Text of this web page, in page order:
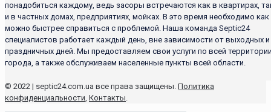
понадобиться каждому, ведь засоры встречаются как в квартирах,
и в частных домах, предприятиях, мойках. В это время необходимо как
можно быстрее справиться с проблемой. Наша команда Septic24
специалистов работает каждый день, вне зависимости от выходных и
праздничных дней. Мы предоставляем свои услуги по всей
города, а также обслуживаем населенные пункты всей области.
© 2022 | septic24.com.ua все права защищены. Политика
конфиденциальности, Контакты.